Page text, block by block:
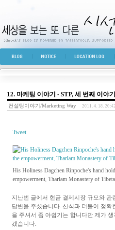
세상을 보는 또 다른
BLOG TOP NOTICE LOCATION LOG
12. 마케팅 이야기 - STP, 세 번째 이야
컨설팅이야기/Marketing Way 2011. 4. 18. 20:42
Tweet
His Holiness Dagchen Rinpoche's hand
empowerment, Tharlam Monastery of
지난번 글에서 현금 결제시장 규모와 관
답변을 주셨습니다. 산식과 더불어 정
을 주셔서 좀 아쉽기는 합니다만 제가
겠습니다.